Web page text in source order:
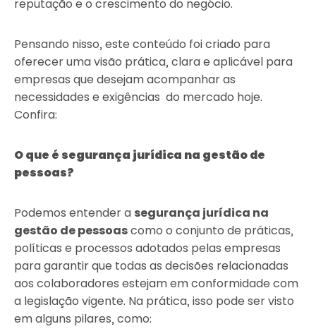
reputação e o crescimento do negócio.
Pensando nisso, este conteúdo foi criado para
oferecer uma visão prática, clara e aplicável para
empresas que desejam acompanhar as
necessidades e exigências do mercado hoje.
Confira:
O que é segurança jurídica na gestão de
pessoas?
Podemos entender a segurança jurídica na
gestão de pessoascomo o conjunto de práticas,
políticas e processos adotados pelas empresas
para garantir que todas as decisões relacionadas
aos colaboradores estejam em conformidade com
a legislação vigente. Na prática, isso pode ser visto
em alguns pilares, como: